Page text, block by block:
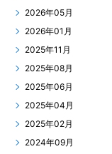
2026年05月
2026年01月
2025年11月
2025年08月
2025年06月
2025年04月
2025年02月
2024年09月